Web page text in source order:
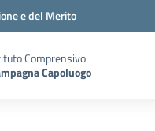
e del Merito
Comprensivo
Capoluogo